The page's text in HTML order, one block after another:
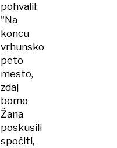
pohvalil:
"Na
koncu
vrhunsko
peto
mesto,
zdaj
bomo
Žana
poskusili
spočiti,